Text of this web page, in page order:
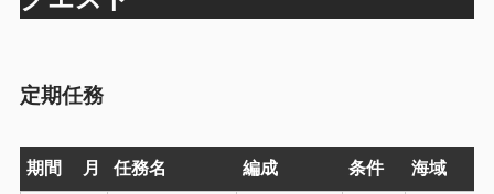
定期任務
期間 月 任務名 編成 条件 海域